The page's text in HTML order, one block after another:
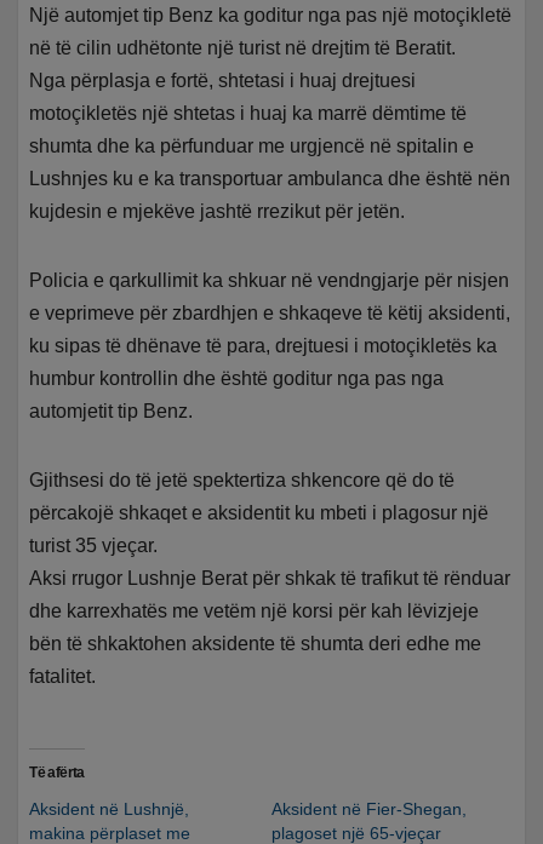
Një automjet tip Benz ka goditur nga pas një motoçikletë
në të cilin udhëtonte një turist në drejtim të Beratit.
Nga përplasja e fortë, shtetasi i huaj drejtuesi
motoçikletës një shtetas i huaj ka marrë dëmtime të
shumta dhe ka përfunduar me urgjencë në spitalin e
Lushnjes ku e ka transportuar ambulanca dhe është nën
kujdesin e mjekëve jashtë rrezikut për jetën.
Policia e qarkullimit ka shkuar në vendngjarje për nisjen
e veprimeve për zbardhjen e shkaqeve të këtij aksidenti,
ku sipas të dhënave të para, drejtuesi i motoçikletës ka
humbur kontrollin dhe është goditur nga pas nga
automjetit tip Benz.
Gjithsesi do të jetë spektertiza shkencore që do të
përcakojë shkaqet e aksidentit ku mbeti i plagosur një
turist 35 vjeçar.
Aksi rrugor Lushnje Berat për shkak të trafikut të rënduar
dhe karrexhatës me vetëm një korsi për kah lëvizjeje
bën të shkaktohen aksidente të shumta deri edhe me
fatalitet.
Të afërta
Aksident në Lushnjë,
makina përplaset me
Aksident në Fier-Shegan,
plagoset një 65-vjeçar